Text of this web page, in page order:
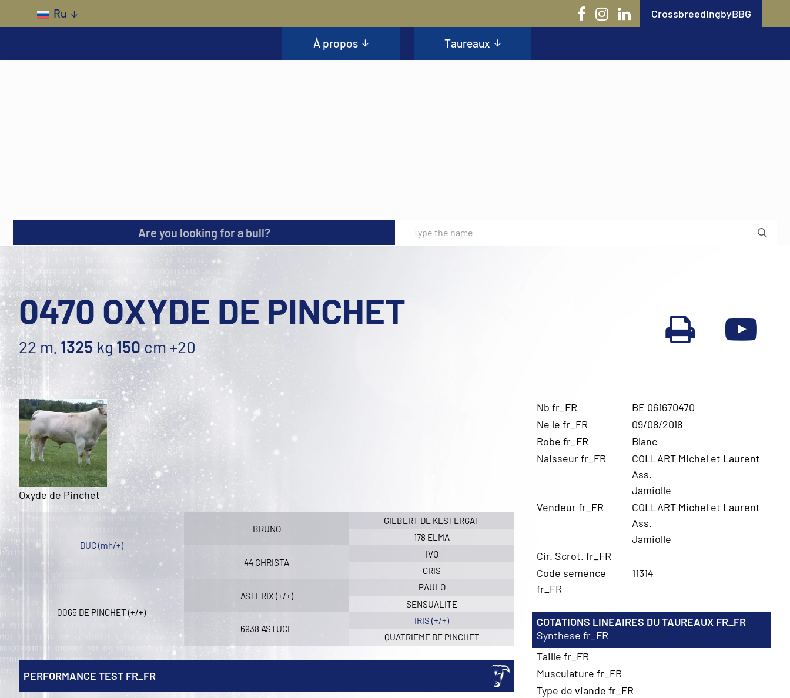
Skip to main content
Ru CrossbreedingbyBBG
À propos Taureaux
Are you looking for a bull?
0470 OXYDE DE PINCHET
22 m. 1325 kg150cm+20
Oxyde de Pinchet
DUC (mh/+)
BRUNO
44 CHRISTA
GILBERT DE KESTERGAT
178 ELMA
IVO
GRIS
0065 DE PINCHET (+/+)
ASTERIX (+/+)
6938 ASTUCE
PAULO
SENSUALITE
IRIS (+/+)
QUATRIEME DE PINCHET
PERFORMANCE TEST FR_FR
Nb fr_FR
BE 061670470
Ne le fr_FR
09/08/2018
Robe fr_FR
Blanc
Naisseur fr_FR
COLLART Michel et Laurent
Ass.
Jamiolle
Vendeur fr_FR
COLLART Michel et Laurent
Ass.
Jamiolle
Cir. Scrot. fr_FR
Code semence
fr_FR
11314
COTATIONS LINEAIRES DU TAUREAUX FR_FR
Synthese fr_FR
Taille fr_FR
Musculature fr_FR
Type de viande fr_FR